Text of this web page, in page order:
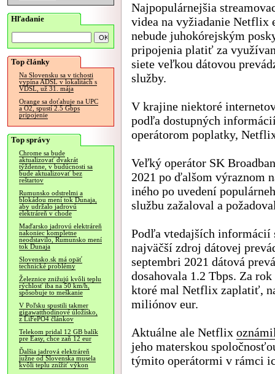
Hľadanie
Top články
Na Slovensku sa v tichosti
vypína ADSL v lokalitách s
VDSL, už 31. mája
Orange sa doťahuje na UPC
a O2, spustí 2.5 Gbps
pripojenie
Top správy
Chrome sa bude
aktualizovať dvakrát
týždenne, v budúcnosti sa
bude aktualizovať bez
reštartov
Rumunsko odstrelmi a
blokádou mení tok Dunaja,
aby udržalo jadrovú
elektráreň v chode
Maďarsko jadrovú elektráreň
nakoniec kompletne
neodstavilo, Rumunsko mení
tok Dunaja
Slovensko.sk má opäť
technické problémy
Železnice znižujú kvôli teplu
rýchlosť iba na 50 km/h,
spôsobuje to meškanie
V Poľsku spustili takmer
gigawatthodinové úložisko,
z LiFePO4 článkov
Telekom pridal 12 GB balík
pre Easy, chce zaň 12 eur
Ďalšia jadrová elektráreň
južne od Slovenska musela
kvôli teplu znížiť výkon
Najpopulárnejšia
videa na vyžiadanie Netflix
nebude juhokórejským
pripojenia platiť za
siete veľkou dátovou
služby.
V krajine niektoré
podľa dostupných
operátorom poplatky,
Veľký operátor SK
2021 po ďalšom výraznom
iného po uvedení
službu zažaloval a
Podľa vtedajších
najväčší zdroj dátovej
septembri 2021 dátová
dosahovala 1.2 Tbps. Za
ktoré mal Netflix zaplatiť,
miliónov eur.
Aktuálne ale Netflix
jeho materskou
týmito operátormi v rámci